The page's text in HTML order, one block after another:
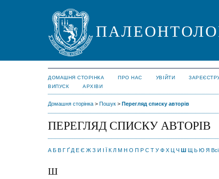
ДОМАШНЯ СТОРІНКА ПРО НАС УВІЙТИ
ВИПУСК
АРХІВИ
Домашня сторінка > Пошук > Перегляд списку авторів
ПЕРЕГЛЯД СПИСКУ АВТОРІВ
А Б В Г Ґ Д Е Є Ж З И І Ї К Л М Н О П Р С Т У Ф Х Ц Ч Ш Щ Ь Ю Я Всі
Ш